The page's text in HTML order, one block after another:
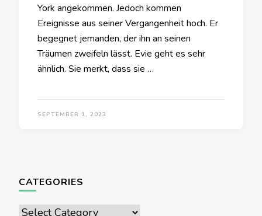
York angekommen. Jedoch kommen
Ereignisse aus seiner Vergangenheit hoch. Er
begegnet jemanden, der ihn an seinen
Träumen zweifeln lässt. Evie geht es sehr
ähnlich. Sie merkt, dass sie …
SEPTEMBER 1, 2023
CATEGORIES
Categories